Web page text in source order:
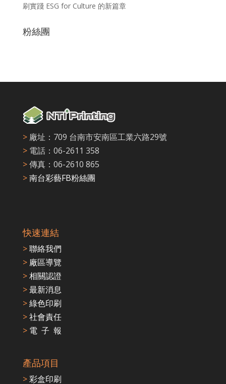
刷實踐 ESG for Culture 的新篇章
粉絲團
> 廠址：709 台南市安南區工業六路29號
> 電話：06-2611 358
>傳真：06-2610 865
>南台彩藝FB粉絲團
快速連結
>聯絡我們
> 廠區導覽
>相關認證
>最新消息
>綠色印刷
>社會責任
> 電 子 報
產品項目
>彩盒印刷